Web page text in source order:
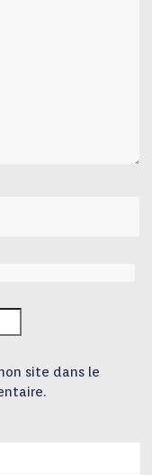
site dans le